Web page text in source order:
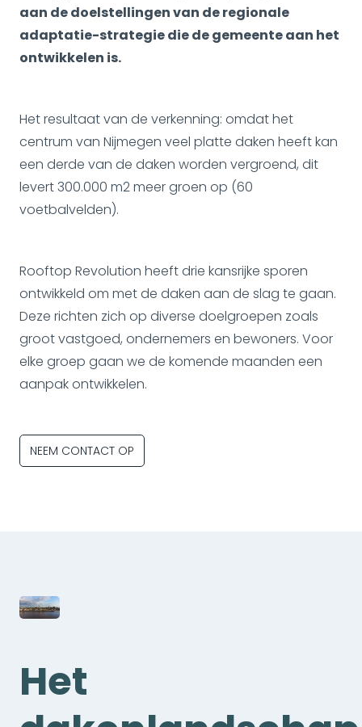
aan de doelstellingen van de regionale
adaptatie-strategie die de gemeente aan het
ontwikkelen is.
Het resultaat van de verkenning: omdat het
centrum van Nijmegen veel platte daken heeft kan
een derde van de daken worden vergroend, dit
levert 300.000 m2 meer groen op (60
voetbalvelden).
Rooftop Revolution heeft drie kansrijke sporen
ontwikkeld om met de daken aan de slag te gaan.
Deze richten zich op diverse doelgroepen zoals
groot vastgoed, ondernemers en bewoners. Voor
elke groep gaan we de komende maanden een
aanpak ontwikkelen.
NEEM CONTACT OP
Het